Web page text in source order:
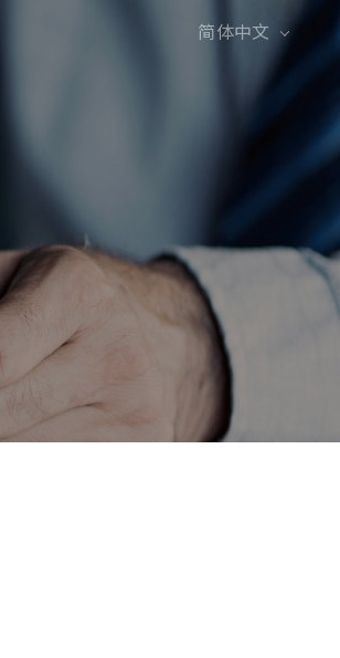
简体中文